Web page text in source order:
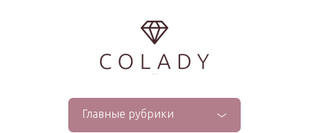
...
Главные рубрики